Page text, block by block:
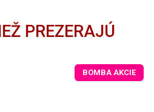
PREZERAJÚ
BOMBA AKCIE